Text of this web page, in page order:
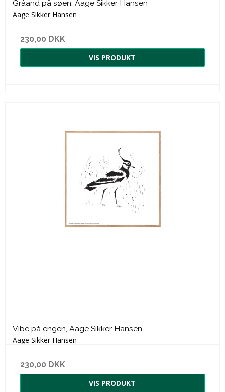
Gråand på søen, Aage Sikker Hansen
Aage Sikker Hansen
230,00 DKK
VIS PRODUKT
Vibe på engen, Aage Sikker Hansen
Aage Sikker Hansen
230,00 DKK
VIS PRODUKT